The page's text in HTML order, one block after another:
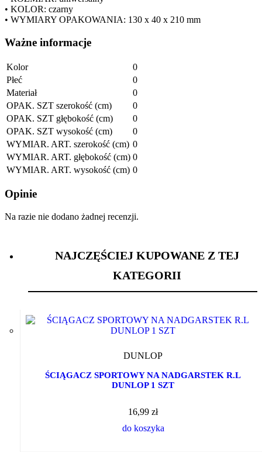
• KOLOR: czarny
• WYMIARY OPAKOWANIA: 130 x 40 x 210 mm
Ważne informacje
Kolor
0
Płeć
0
Materiał
0
OPAK. SZT szerokość (cm)
0
OPAK. SZT głębokość (cm)
0
OPAK. SZT wysokość (cm)
0
WYMIAR. ART. szerokość (cm) 0
WYMIAR. ART. głębokość (cm) 0
WYMIAR. ART. wysokość (cm) 0
Opinie
Na razie nie dodano żadnej recenzji.
NAJCZĘŚCIEJ KUPOWANE Z TEJ
KATEGORII
DUNLOP
ŚCIĄGACZ SPORTOWY NA NADGARSTEK R.L
DUNLOP 1 SZT
16,99 zł
do koszyka